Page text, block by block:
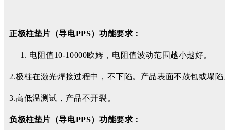
正极柱垫片（导电PPS）功能要求：
电阻值10-10000欧姆，电阻值波动范围越小越好。
2.极柱在激光焊接过程中，不下陷。产品表面不鼓包或塌
3.高低温测试，产品不开裂。
负极柱垫片（导电PPS）功能要求：